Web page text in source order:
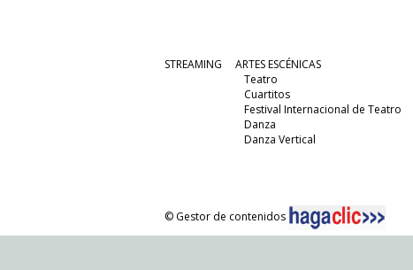
STREAMING
ARTES ESCÉNICAS
Teatro
Cuartitos
Festival Internacional de Teatro
Danza
Danza Vertical
© Gestor de contenidos